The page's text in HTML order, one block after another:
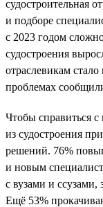
судостроительная
и подборе
с 2023 годом
судостроения
отраслевикам
проблемах
Чтобы справиться
из судостроения
решений. 76%
и новым
с вузами и
Ещё 53%